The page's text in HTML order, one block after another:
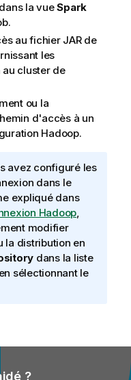
la vueSpark
au fichier JAR de
les
cluster de
ou la
d'accès à un
Hadoop.
avez configuré les
dans le
expliqué dans
Hadoop,
modifier
la distribution en
dans la liste
sélectionnant le
?